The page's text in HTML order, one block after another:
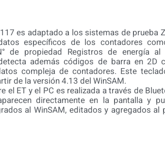
es adaptado a los sistemas de prueba
específicos de los contadores
de propiedad Registros de energía al
además códigos de barra en 2D
compleja de contadores. Este
de la versión 4.13 del WinSAM.
el ET y el PC es realizada a través de
directamente en la pantalla y
al WinSAM, editados y agregados al